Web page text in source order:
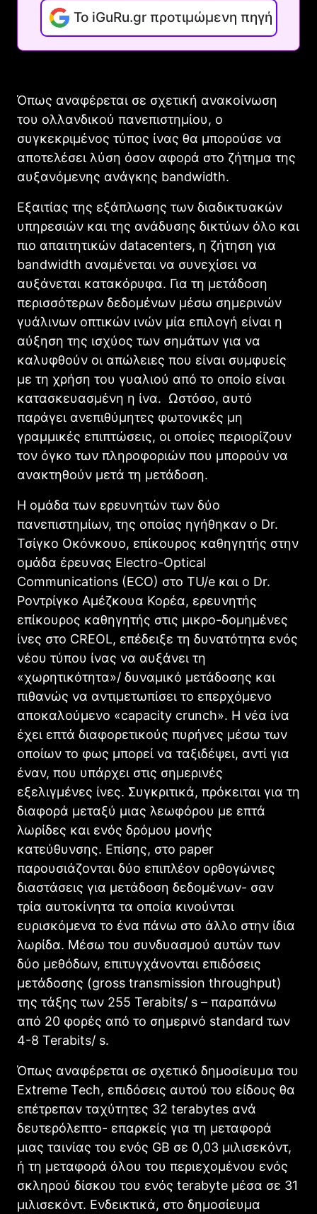
Το iGuRu.gr προτιμώμενη πηγή
Όπως αναφέρεται σε σχετική ανακοίνωση
του ολλανδικού πανεπιστημίου, ο
συγκεκριμένος τύπος ίνας θα μπορούσε να
αποτελέσει λύση όσον αφορά στο ζήτημα της
αυξανόμενης ανάγκης bandwidth.
Εξαιτίας της εξάπλωσης των διαδικτυακών
υπηρεσιών και της ανάδυσης δικτύων όλο και
πιο απαιτητικών datacenters, η ζήτηση για
bandwidth αναμένεται να συνεχίσει να
αυξάνεται κατακόρυφα. Για τη μετάδοση
περισσότερων δεδομένων μέσω σημερινών
γυάλινων οπτικών ινών μία επιλογή είναι η
αύξηση της ισχύος των σημάτων για να
καλυφθούν οι απώλειες που είναι συμφυείς
με τη χρήση του γυαλιού από το οποίο είναι
κατασκευασμένη η ίνα. Ωστόσο, αυτό
παράγει ανεπιθύμητες φωτονικές μη
γραμμικές επιπτώσεις, οι οποίες περιορίζουν
τον όγκο των πληροφοριών που μπορούν να
ανακτηθούν μετά τη μετάδοση.
Η ομάδα των ερευνητών των δύο
πανεπιστημίων, της οποίας ηγήθηκαν ο Dr.
Τσίγκο Οκόνκουο, επίκουρος καθηγητής στην
ομάδα έρευνας Electro-Optical
Communications (ECO) στο TU/e και ο Dr.
Ροντρίγκο Αμέζκουα Κορέα, ερευνητής
επίκουρος καθηγητής στις μικρο-δομημένες
ίνες στο CREOL, επέδειξε τη δυνατότητα ενός
νέου τύπου ίνας να αυξάνει τη
«χωρητικότητα»/ δυναμικό μετάδοσης και
πιθανώς να αντιμετωπίσει το επερχόμενο
αποκαλούμενο «capacity crunch». Η νέα ίνα
έχει επτά διαφορετικούς πυρήνες μέσω των
οποίων το φως μπορεί να ταξιδέψει, αντί για
έναν, που υπάρχει στις σημερινές
εξελιγμένες ίνες. Συγκριτικά, πρόκειται για τη
διαφορά μεταξύ μιας λεωφόρου με επτά
λωρίδες και ενός δρόμου μονής
κατεύθυνσης. Επίσης, στο paper
παρουσιάζονται δύο επιπλέον ορθογώνιες
διαστάσεις για μετάδοση δεδομένων- σαν
τρία αυτοκίνητα τα οποία κινούνται
ευρισκόμενα το ένα πάνω στο άλλο στην ίδια
λωρίδα. Μέσω του συνδυασμού αυτών των
δύο μεθόδων, επιτυγχάνονται επιδόσεις
μετάδοσης (gross transmission throughput)
της τάξης των 255 Terabits/ s – παραπάνω
από 20 φορές από το σημερινό standard των
4-8 Terabits/ s.
Όπως αναφέρεται σε σχετικό δημοσίευμα του
Extreme Tech, επιδόσεις αυτού του είδους θα
επέτρεπαν ταχύτητες 32 terabytes ανά
δευτερόλεπτο- επαρκείς για τη μεταφορά
μιας ταινίας του ενός GB σε 0,03 μιλισεκόντ,
ή τη μεταφορά όλου του περιεχομένου ενός
σκληρού δίσκου του ενός terabyte μέσα σε 31
μιλισεκόντ. Ενδεικτικά, στο δημοσίευμα